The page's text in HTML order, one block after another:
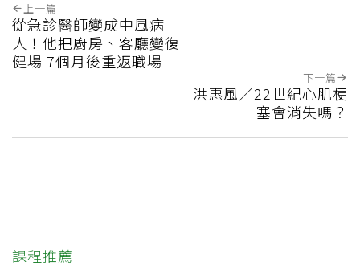
上一篇
從急診醫師變成中風病
人！他把廚房、客廳變復
健場 7個月後重返職場
下一篇
洪惠風／22世紀心肌梗
塞會消失嗎？
課程推薦